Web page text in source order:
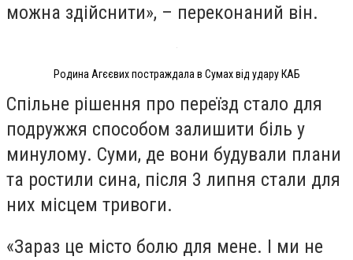
можна здійснити», – переконаний він.
Родина Агєєвих постраждала в Сумах від удару КАБ
Спільне рішення про переїзд стало для
подружжя способом залишити біль у
минулому. Суми, де вони будували плани
та ростили сина, після 3 липня стали для
них місцем тривоги.
«Зараз це місто болю для мене. І ми не